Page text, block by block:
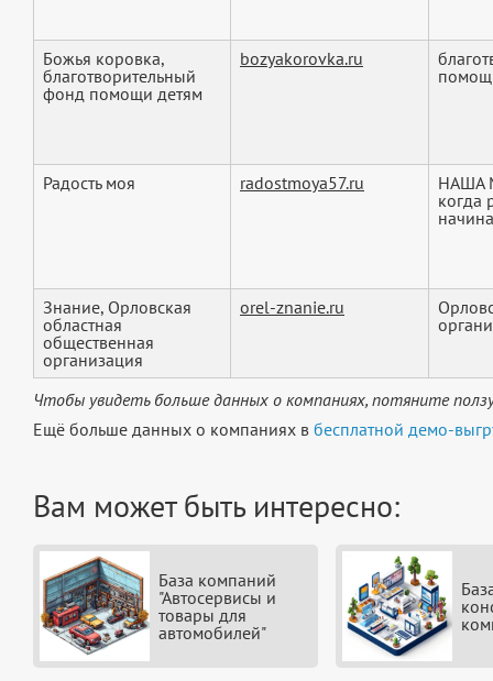
Божья коровка,
благотворительный
фонд помощи детям
bozyakorovka.ru
Радость моя radostmoya57.ru
НАША
когда
Знание, Орловская
областная
общественная
организация
orel-znanie.ru
Чтобы увидеть больше данных о компаниях, потяните
Ещё больше данных о компаниях в бесплатной демо-
Вам может быть интересно:
База компаний
"Автосервисы и
товары для
автомобилей"